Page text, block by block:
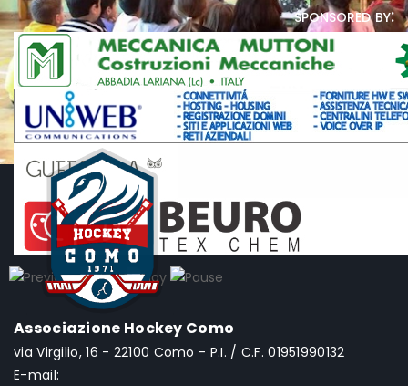
sponsored by:
Associazione Hockey Como
via Virgilio, 16 - 22100 Como - P.I. / C.F. 01951990132
E-mail: